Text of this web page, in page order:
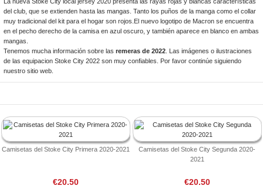
del club, que se extienden hasta las mangas. Tanto los puños de la manga como el collar
muy tradicional del kit para el hogar son rojos.El nuevo logotipo de Macron se encuentra
en el pecho derecho de la camisa en azul oscuro, y también aparece en blanco en ambas
mangas.
Tenemos mucha información sobre las remeras de 2022. Las imágenes o ilustraciones
de las equipacion Stoke City 2022 son muy confiables. Por favor continúe siguiendo
nuestro sitio web.
Camisetas del Stoke City Primera 2020-2021
€20.50
Camisetas del Stoke City Segunda 2020-
2021
€20.50